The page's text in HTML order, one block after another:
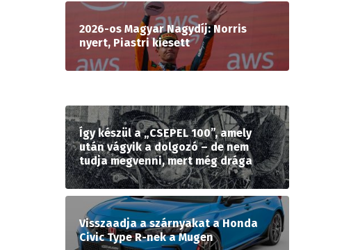
2026-os Magyar Nagydíj: Norris
nyert, Piastri kiesett
Így készül a „CSEPEL 100”, amely
után vágyik a dolgozó – de nem
tudja megvenni, mert még drága
Visszaadja a szárnyakat a Honda
Civic Type R-nek a Mugen